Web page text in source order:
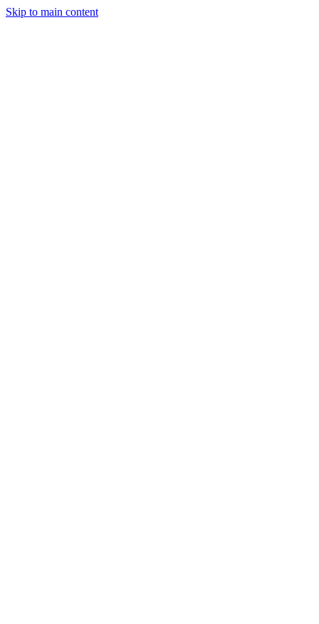
Skip to main content